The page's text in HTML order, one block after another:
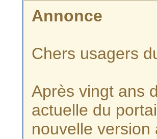
Annonce
Chers usagers
Après vingt ans
actuelle du
nouvelle version